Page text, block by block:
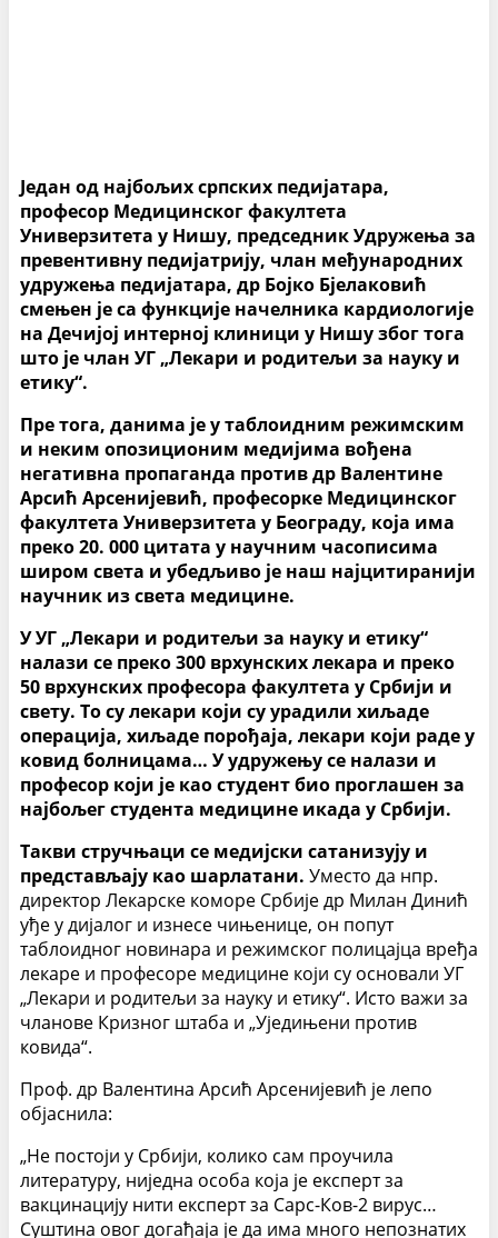
Један од најбољих српских педијатара,
професор Медицинског факултета
Универзитета у Нишу, председник Удружења за
превентивну педијатрију, члан међународних
удружења педијатара, др Бојко Бјелаковић
смењен је са функције начелника кардиологије
на Дечијој интерној клиници у Нишу због тога
што је члан УГ „Лекари и родитељи за науку и
етику“.
Пре тога, данима је у таблоидним режимским
и неким опозиционим медијима вођена
негативна пропаганда против др Валентине
Арсић Арсенијевић, професорке Медицинског
факултета Универзитета у Београду, која има
преко 20. 000 цитата у научним часописима
широм света и убедљиво је наш најцитиранији
научник из света медицине.
У УГ „Лекари и родитељи за науку и етику“
налази се преко 300 врхунских лекара и преко
50 врхунских професора факултета у Србији и
свету. То су лекари који су урадили хиљаде
операција, хиљаде порођаја, лекари који раде у
ковид болницама… У удружењу се налази и
професор који је као студент био проглашен за
најбољег студента медицине икада у Србији.
Такви стручњаци се медијски сатанизују и
представљају као шарлатани. Уместо да нпр.
директор Лекарске коморе Србије др Милан Динић
уђе у дијалог и изнесе чињенице, он попут
таблоидног новинара и режимског полицајца вређа
лекаре и професоре медицине који су основали УГ
„Лекари и родитељи за науку и етику“. Исто важи за
чланове Кризног штаба и „Уједињени против
ковида“.
Проф. др Валентина Арсић Арсенијевић је лепо
објаснила:
„Не постоји у Србији, колико сам проучила
литературу, ниједна особа која је експерт за
вакцинацију нити експерт за Сарс-Ков-2 вирус…
Суштина овог догађаја је да има много непознатих